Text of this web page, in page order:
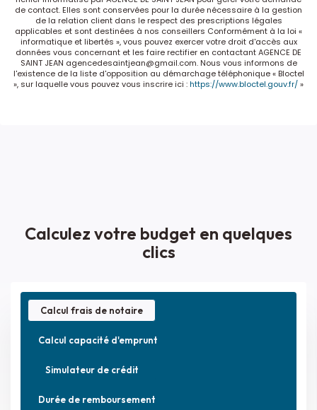
de contact. Elles sont conservées pour la durée nécessaire à la gestion
de la relation client dans le respect des prescriptions légales
applicables et sont destinées à nos conseillers Conformément à la loi «
informatique et libertés », vous pouvez exercer votre droit d'accès aux
données vous concernant et les faire rectifier en contactant AGENCE DE
SAINT JEAN agencedesaintjean@gmail.com. Nous vous informons de
l'existence de la liste d'opposition au démarchage téléphonique « Bloctel
», sur laquelle vous pouvez vous inscrire ici :https://www.bloctel.gouv.fr/»
Calculez votre budget en quelques
clics
Calcul frais de notaire
Calcul capacité d'emprunt
Simulateur de crédit
Durée de remboursement